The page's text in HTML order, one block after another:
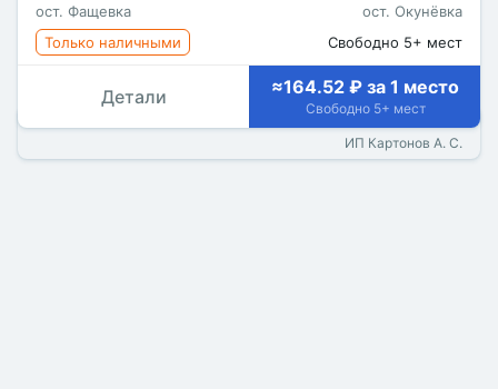
ост. Фащевка
ост. Окунёвка
Только наличными
Свободно 5+ мест
Детали ≈164.52 ₽ за 1 место
Свободно 5+ мест
ИП Картонов А. С.